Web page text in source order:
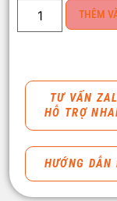
THÊM
TƯ VẤN
HỖ TRỢ
HƯỚNG DẪN